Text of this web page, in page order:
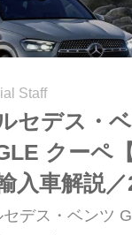
Staff
セデス・
クーペ
入車解説
セデス・ベンツ